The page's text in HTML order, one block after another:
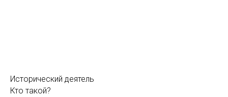
Исторический деятель
Кто такой?